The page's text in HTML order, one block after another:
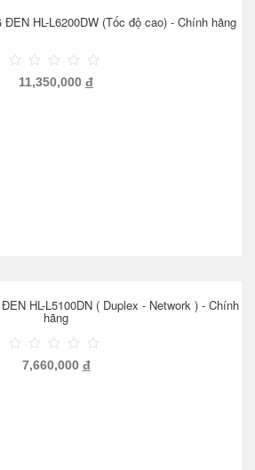
HL-L6200DW (Tốc độ cao) - Chính hãng
11,350,000 đ
HL-L5100DN ( Duplex - Network ) - Chính
hãng
7,660,000 đ